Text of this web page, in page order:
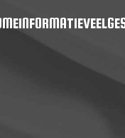
INFORMATIE